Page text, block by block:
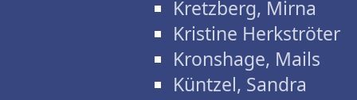
Kretzberg, Mirna
Kristine Herkströter
Kronshage, Mails
Küntzel, Sandra